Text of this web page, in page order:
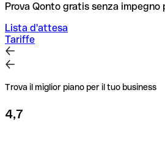
Prova Qonto gratis senza impegno
Lista d'attesa
Tariffe
Trova il miglior piano per il tuo business
4,7